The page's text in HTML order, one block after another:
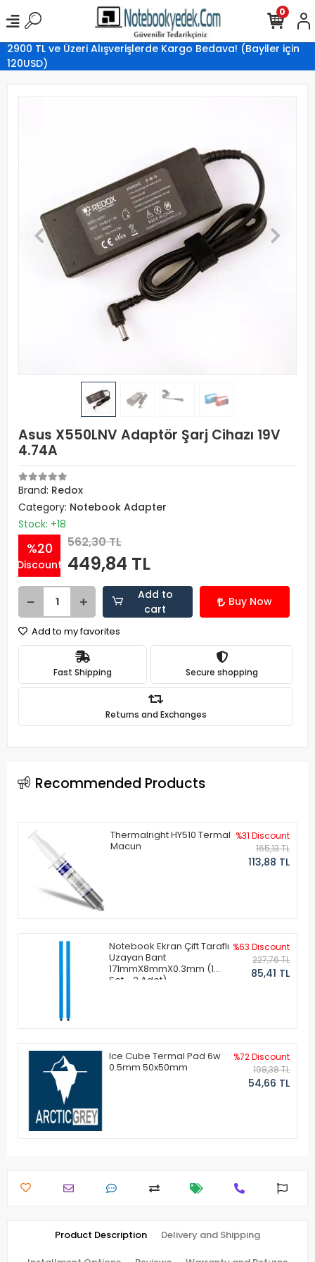
2900 TL ve Üzeri Alışverişlerde Kargo Bedava! (Bayiler için
120USD)
0
Asus X550LNV Adaptör Şarj Cihazı 19V
4.74A
Brand: Redox
Category: Notebook Adapter
Stock: +18
%20
Discount
562,30 TL
449,84 TL
Add to
cart
Buy Now
Add to my favorites
Fast Shipping Secure shopping
Returns and Exchanges
Recommended Products
Thermalright HY510 Termal
Macun
%31 Discount
165,13 TL
113,88 TL
Notebook Ekran Çift Taraflı
Uzayan Bant
171mmX8mmX0.3mm (1
Set - 2 Adet)
%63 Discount
227,76 TL
85,41 TL
Ice Cube Termal Pad 6w
0.5mm 50x50mm
%72 Discount
198,38 TL
54,66 TL
Product Description Delivery and Shipping